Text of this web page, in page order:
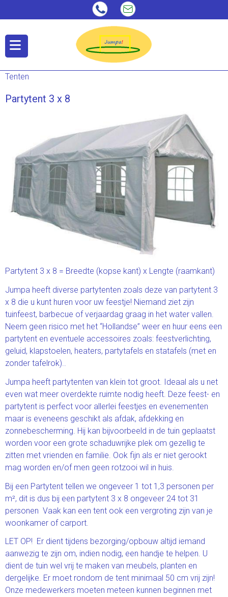
Tenten
Partytent 3 x 8
Partytent 3 x 8 = Breedte (kopse kant) x Lengte (raamkant)
Jumpa heeft diverse partytenten zoals deze van partytent 3
x 8 die u kunt huren voor uw feestje! Niemand ziet zijn
tuinfeest, barbecue of verjaardag graag in het water vallen.
Neem geen risico met het “Hollandse” weer en huur eens een
partytent en eventuele accessoires zoals: feestverlichting,
geluid, klapstoelen, heaters, partytafels en statafels (met en
zonder tafelrok)..
Jumpa heeft partytenten van klein tot groot. Ideaal als u net
even wat meer overdekte ruimte nodig heeft. Deze feest- en
partytent is perfect voor allerlei feestjes en evenementen
maar is eveneens geschikt als afdak, afdekking en
zonnebescherming. Hij kan bijvoorbeeld in de tuin geplaatst
worden voor een grote schaduwrijke plek om gezellig te
zitten met vrienden en familie. Ook fijn als er niet gerookt
mag worden en/of men geen rotzooi wil in huis.
Bij een Partytent tellen we ongeveer 1 tot 1,3 personen per
m², dit is dus bij een partytent 3 x 8 ongeveer 24 tot 31
personen Vaak kan een tent ook een vergroting zijn van je
woonkamer of carport.
LET OP! Er dient tijdens bezorging/opbouw altijd iemand
aanwezig te zijn om, indien nodig, een handje te helpen. U
dient de tuin wel vrij te maken van meubels, planten en
dergelijke. Er moet rondom de tent minimaal 50 cm vrij zijn!
Onze medewerkers moeten meteen kunnen beginnen met